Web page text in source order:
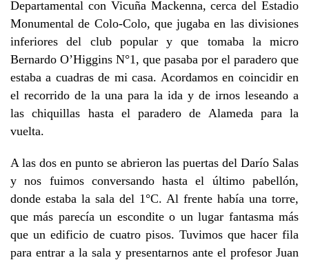
Departamental con Vicuña Mackenna, cerca del Estadio
Monumental de Colo-Colo, que jugaba en las divisiones
inferiores del club popular y que tomaba la micro
Bernardo O’Higgins N°1, que pasaba por el paradero que
estaba a cuadras de mi casa. Acordamos en coincidir en
el recorrido de la una para la ida y de irnos leseando a
las chiquillas hasta el paradero de Alameda para la
vuelta.
A las dos en punto se abrieron las puertas del Darío Salas
y nos fuimos conversando hasta el último pabellón,
donde estaba la sala del 1°C. Al frente había una torre,
que más parecía un escondite o un lugar fantasma más
que un edificio de cuatro pisos. Tuvimos que hacer fila
para entrar a la sala y presentarnos ante el profesor Juan